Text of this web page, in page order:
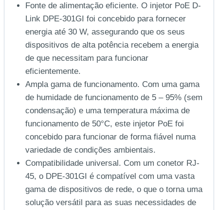
Fonte de alimentação eficiente. O injetor PoE D-
Link DPE-301GI foi concebido para fornecer
energia até 30 W, assegurando que os seus
dispositivos de alta potência recebem a energia
de que necessitam para funcionar
eficientemente.
Ampla gama de funcionamento. Com uma gama
de humidade de funcionamento de 5 – 95% (sem
condensação) e uma temperatura máxima de
funcionamento de 50°C, este injetor PoE foi
concebido para funcionar de forma fiável numa
variedade de condições ambientais.
Compatibilidade universal. Com um conetor RJ-
45, o DPE-301GI é compatível com uma vasta
gama de dispositivos de rede, o que o torna uma
solução versátil para as suas necessidades de